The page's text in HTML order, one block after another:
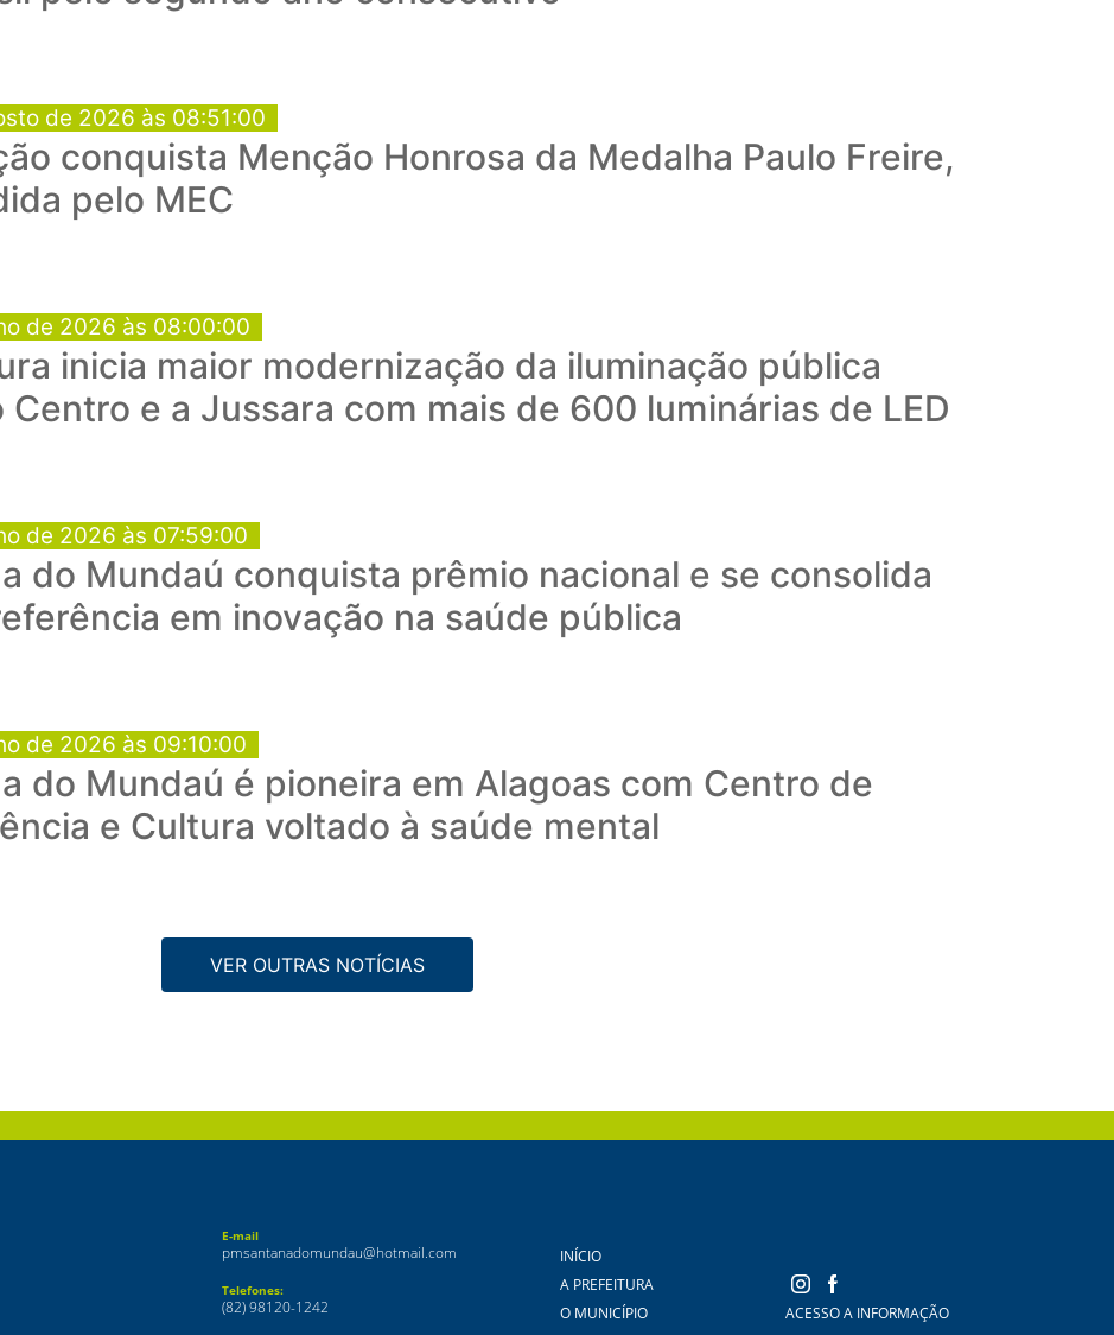
de 2026 às 08:51:00
conquista Menção Honrosa da Medalha Paulo Freire,
pelo MEC
de 2026 às 08:00:00
inicia maior modernização da iluminação pública
Centro e a Jussara com mais de 600 luminárias de LED
de 2026 às 07:59:00
do Mundaú conquista prêmio nacional e se consolida
em inovação na saúde pública
de 2026 às 09:10:00
do Mundaú é pioneira em Alagoas com Centro de
e Cultura voltado à saúde mental
VER OUTRAS NOTÍCIAS
E-mail
pmsantanadomundau@hotmail.com
Telefones:
(82) 98120-1242
INÍCIO
A PREFEITURA
O MUNICÍPIO
ACESSO A INFORMAÇÃO